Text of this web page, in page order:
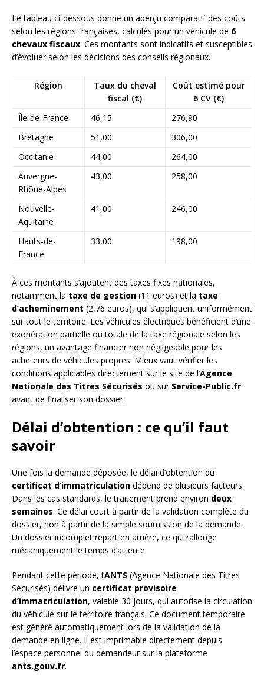
Le tableau ci-dessous donne un aperçu comparatif des coûts
selon les régions françaises, calculés pour un véhicule de 6
chevaux fiscaux. Ces montants sont indicatifs et susceptibles
d’évoluer selon les décisions des conseils régionaux.
Région
Taux du cheval
fiscal (€)
Coût estimé pour
6 CV (€)
Île-de-France
46,15
276,90
Bretagne
51,00
306,00
Occitanie
44,00
264,00
Auvergne-
Rhône-Alpes
43,00 258,00
Nouvelle-
Aquitaine
41,00 246,00
Hauts-de-
France
33,00 198,00
À ces montants s’ajoutent des taxes fixes nationales,
notamment la taxe de gestion (11 euros) et la taxe
d’acheminement (2,76 euros), qui s’appliquent uniformément
sur tout le territoire. Les véhicules électriques bénéficient d’une
exonération partielle ou totale de la taxe régionale selon les
régions, un avantage financier non négligeable pour les
acheteurs de véhicules propres. Mieux vaut vérifier les
conditions applicables directement sur le site de l’Agence
Nationale des Titres Sécurisés ou sur Service-Public.fr
avant de finaliser son dossier.
Délai d’obtention : ce qu’il faut
savoir
Une fois la demande déposée, le délai d’obtention du
certificat d’immatriculation dépend de plusieurs facteurs.
Dans les cas standards, le traitement prend environ deux
semaines. Ce délai court à partir de la validation complète du
dossier, non à partir de la simple soumission de la demande.
Un dossier incomplet repart en arrière, ce qui rallonge
mécaniquement le temps d’attente.
Pendant cette période, l’ANTS (Agence Nationale des Titres
Sécurisés) délivre un certificat provisoire
d’immatriculation, valable 30 jours, qui autorise la circulation
du véhicule sur le territoire français. Ce document temporaire
est généré automatiquement lors de la validation de la
demande en ligne. Il est imprimable directement depuis
l’espace personnel du demandeur sur la plateforme
ants.gouv.fr.